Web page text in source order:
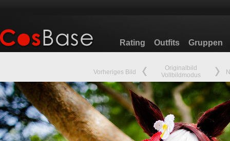
Rating Outfits Gruppen
Vorheriges Bild
Originalbild
Vollbildmodus